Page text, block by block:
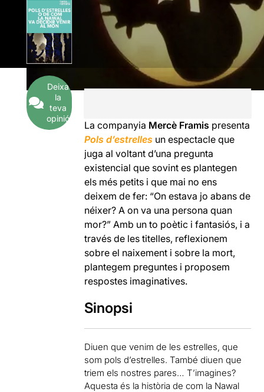
Deixa
la
teva
opinió
La companyia Mercè Framis presenta
Pols d’estrelles un espectacle que
juga al voltant d’una pregunta
existencial que sovint es plantegen
els més petits i que mai no ens
deixem de fer: “On estava jo abans de
néixer? A on va una persona quan
mor?” Amb un to poètic i fantasiós, i a
través de les titelles, reflexionem
sobre el naixement i sobre la mort,
plantegem preguntes i proposem
respostes imaginatives.
Sinopsi
Diuen que venim de les estrelles, que
som pols d’estrelles. També diuen que
triem els nostres pares… T’imagines?
Aquesta és la història de com la Nawal